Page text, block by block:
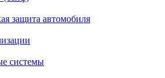
защита автомобиля
системы